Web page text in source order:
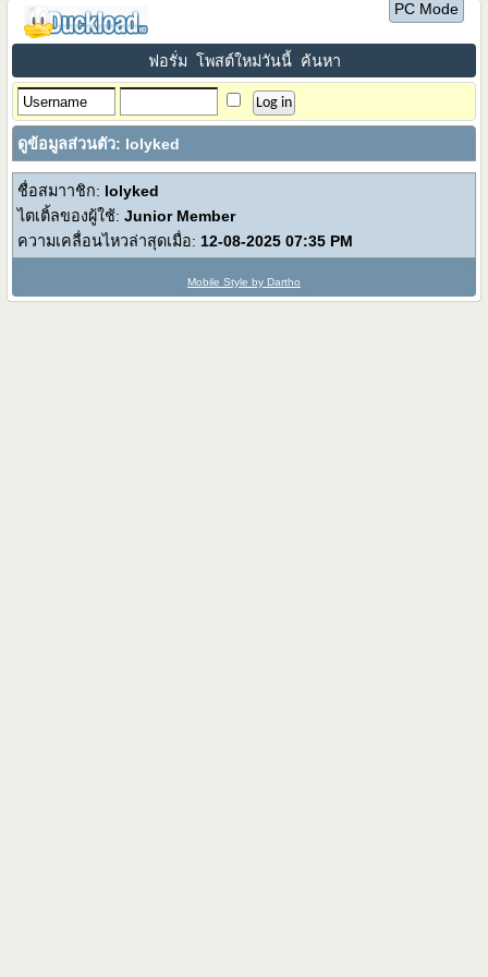
PC Mode
ฟอรั่ม โพสต์ใหม่วันนี้ ค้นหา
ดูข้อมูลส่วนตัว: lolyked
ชื่อสมาาชิก: lolyked
ไตเติ้ลของผู้ใช้:Junior Member
ความเคลื่อนไหวล่าสุดเมื่อ: 12-08-202507:35 PM
Mobile Style by Dartho